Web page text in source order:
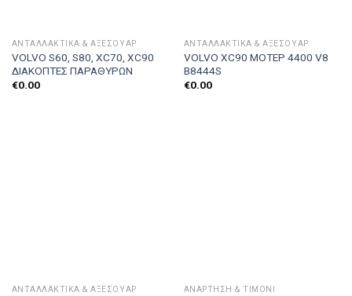
ΑΝΤΑΛΛΑΚΤΙΚΑ & ΑΞΕΣΟΥΆΡ
VOLVO S60, S80, XC70, XC90
ΔΙΑΚΟΠΤΕΣ ΠΑΡΑΘΥΡΩΝ
€0.00
ΑΝΤΑΛΛΑΚΤΙΚΑ & ΑΞΕΣΟΥΆΡ
VOLVO XC90 ΜΟΤΕΡ 4400 V8
B8444S
€0.00
ΑΝΤΑΛΛΑΚΤΙΚΑ & ΑΞΕΣΟΥΆΡ ΑΝΆΡΤΗΣΗ & ΤΙΜΌΝΙ